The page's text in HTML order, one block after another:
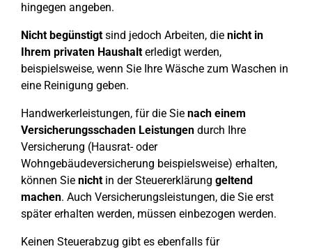
hingegen angeben.
Nicht begünstigtsind jedoch Arbeiten, die nicht in
Ihrem privaten Haushalterledigt werden,
beispielsweise, wenn Sie Ihre Wäsche zum Waschen in
eine Reinigung geben.
Handwerkerleistungen, für die Sie nach einem
Versicherungsschaden Leistungen durch Ihre
Versicherung (Hausrat- oder
Wohngebäudeversicherung beispielsweise) erhalten,
können Sie nichtin der Steuererklärung geltend
machen. Auch Versicherungsleistungen, die Sie erst
später erhalten werden, müssen einbezogen werden.
Keinen Steuerabzug gibt es ebenfalls für